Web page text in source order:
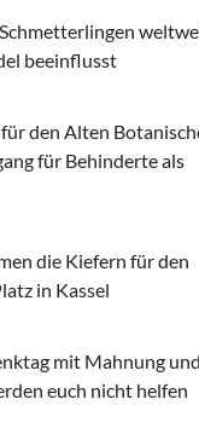
beeinflusst
den Alten
für Behinderte als
die Kiefern für den
in Kassel
mit Mahnung und
euch nicht helfen